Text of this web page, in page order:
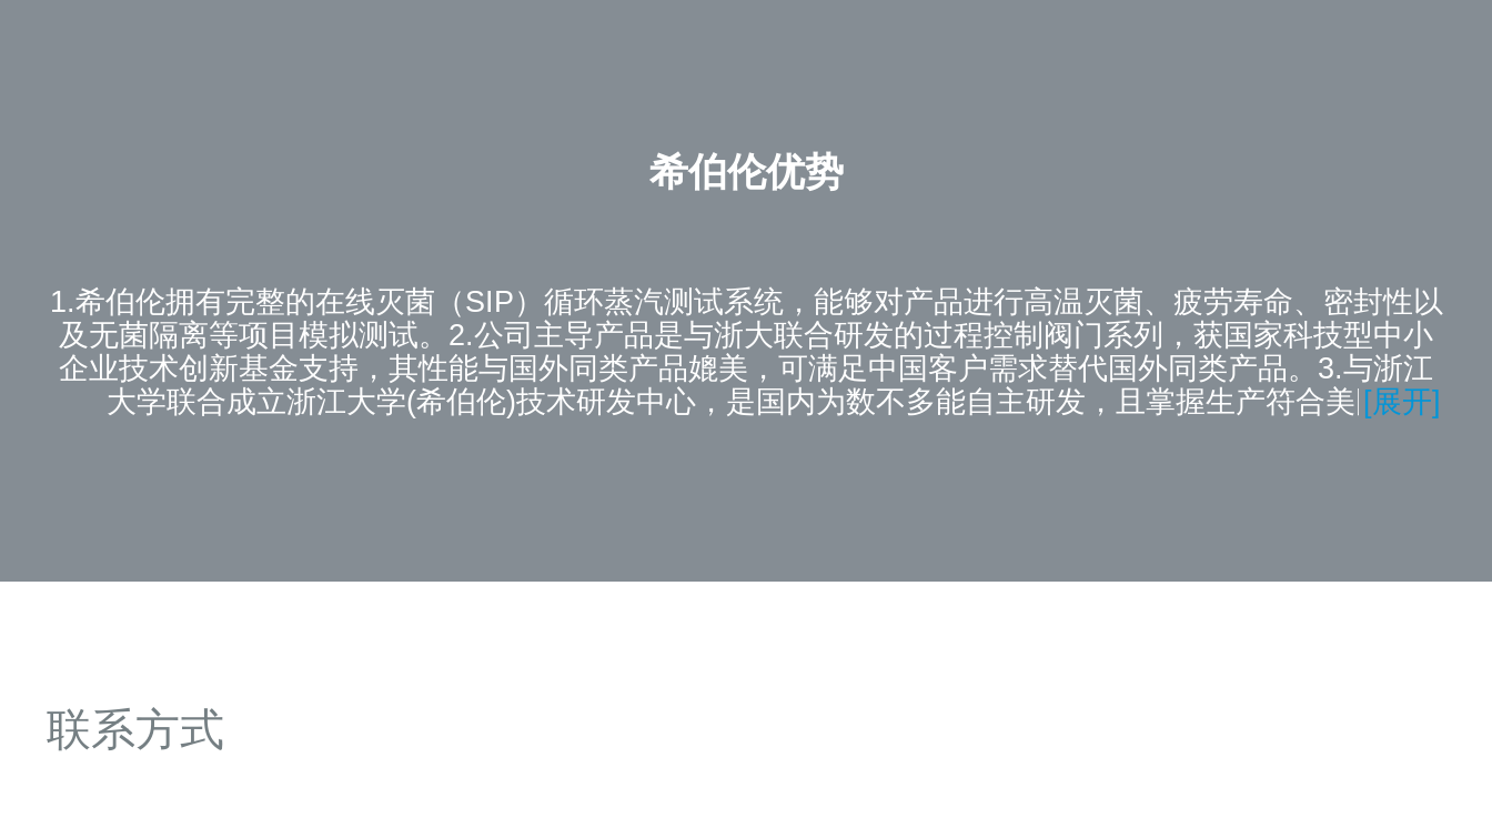
希伯伦优势
1.希伯伦拥有完整的在线灭菌（SIP）循环蒸汽测试系统，能够对产品进行高温灭菌、疲劳寿命、密封性以
及无菌隔离等项目模拟测试。2.公司主导产品是与浙大联合研发的过程控制阀门系列，获国家科技型中小
企业技术创新基金支持，其性能与国外同类产品媲美，可满足中国客户需求替代国外同类产品。3.与浙江
大学联合成立浙江大学(希伯伦)技术研发中心，是国内为数不多能自主研发，且掌握生产符合美国[展开]
联系方式